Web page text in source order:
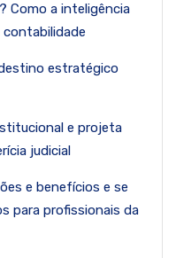
Como a inteligência
estratégico
e projeta
judicial
e benefícios e se
para profissionais da